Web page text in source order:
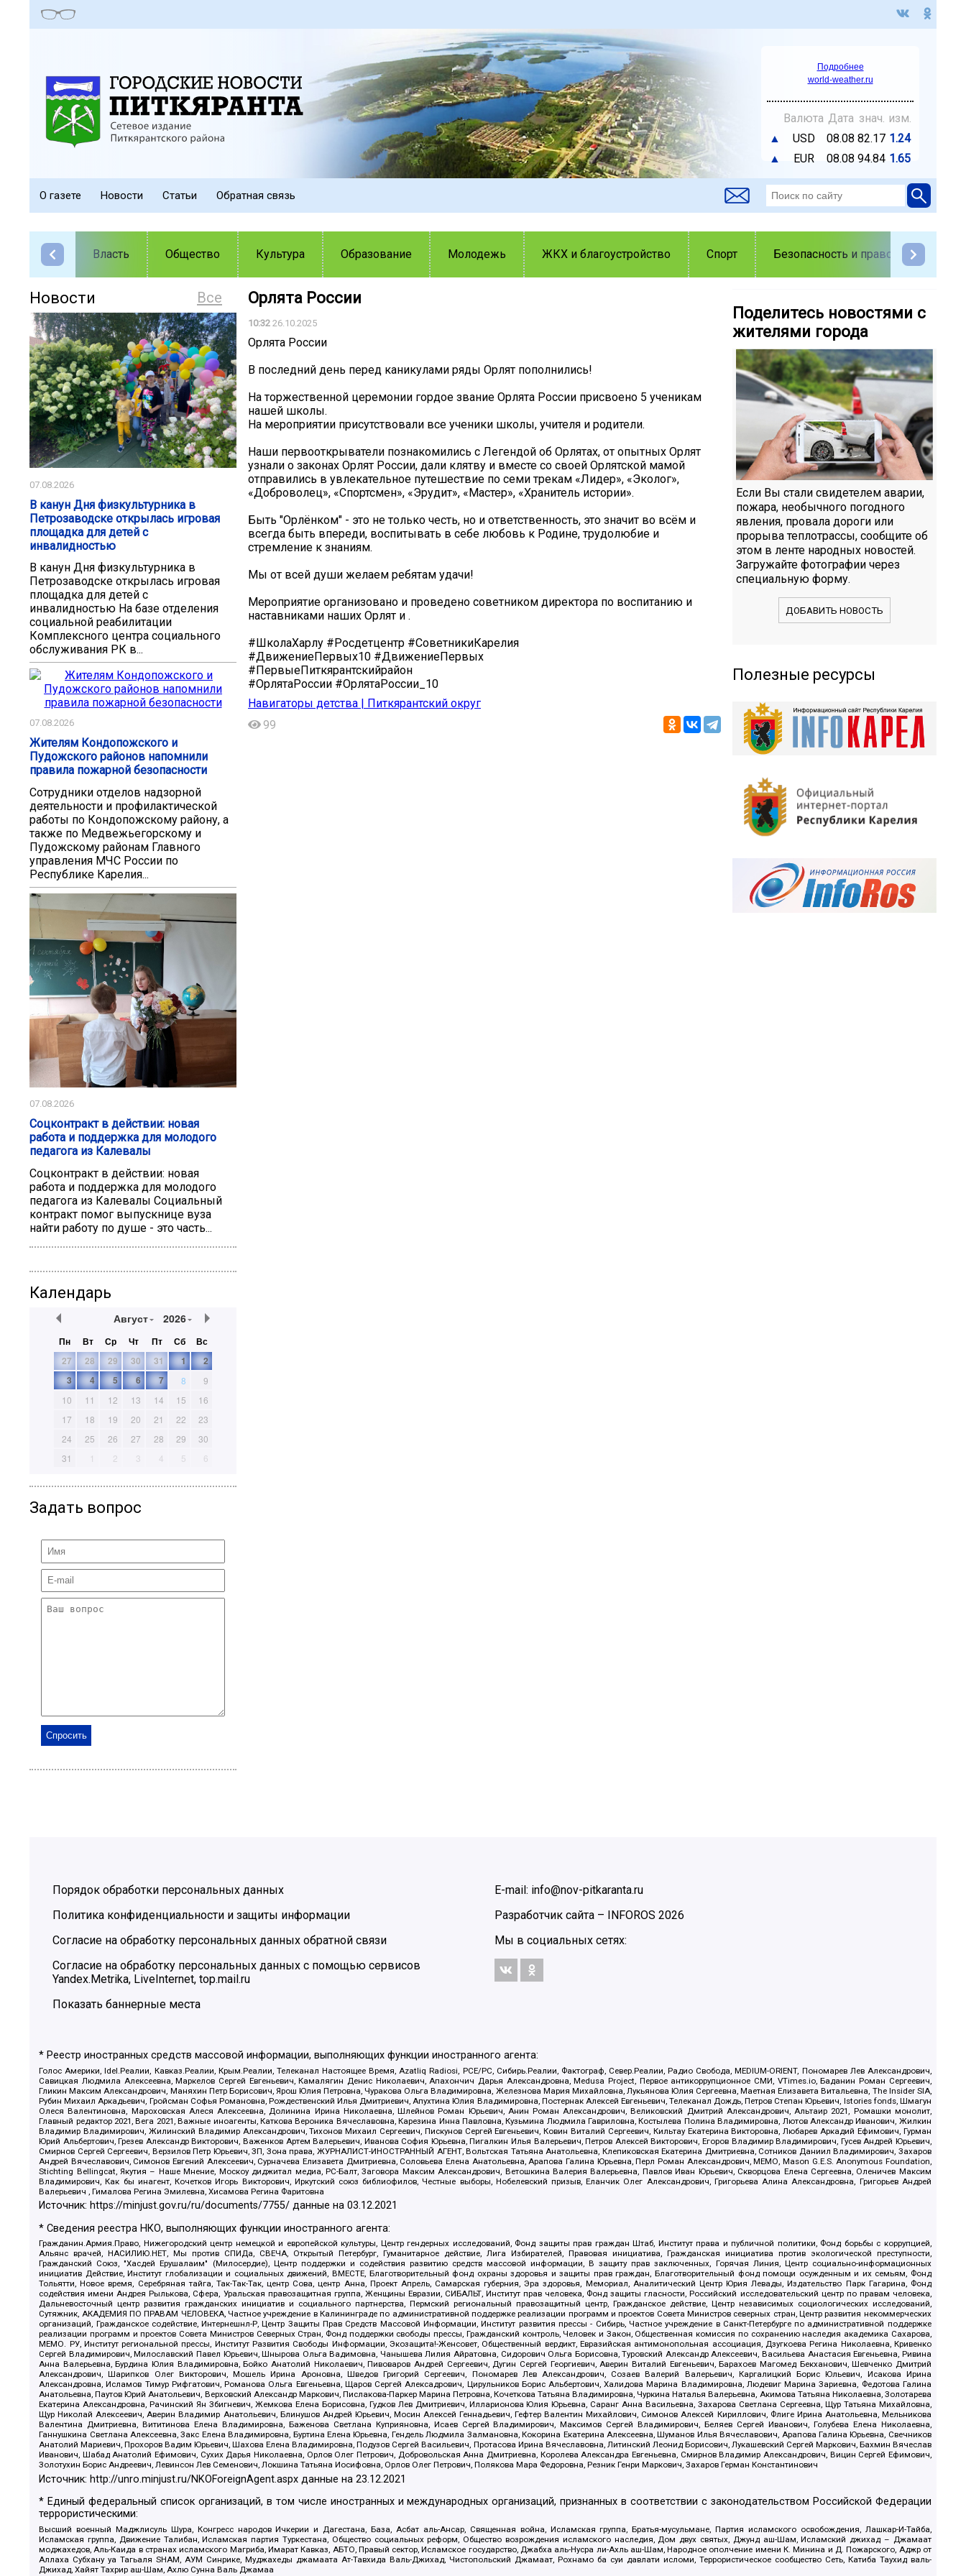
Подробнее
world-weather.ru
Валюта Дата знач. изм.
▲
USD 08.08 82.17 1.24
▲
EUR 08.08 94.84 1.65
О газете Новости Статьи Обратная связь
Власть Общество Культура Образование Молодежь ЖКХ и благоустройство Спорт Безопасность и правопорядок
Все
Новости
07.08.2026
В канун Дня физкультурника в
Петрозаводске открылась игровая
площадка для детей с
инвалидностью
В канун Дня физкультурника в
Петрозаводске открылась игровая
площадка для детей с
инвалидностью На базе отделения
социальной реабилитации
Комплексного центра социального
обслуживания РК в...
07.08.2026
Жителям Кондопожского и
Пудожского районов напомнили
правила пожарной безопасности
Сотрудники отделов надзорной
деятельности и профилактической
работы по Кондопожскому району, а
также по Медвежьегорскому и
Пудожскому районам Главного
управления МЧС России по
Республике Карелия...
07.08.2026
Соцконтракт в действии: новая
работа и поддержка для молодого
педагога из Калевалы
Соцконтракт в действии: новая
работа и поддержка для молодого
педагога из Калевалы Социальный
контракт помог выпускнице вуза
найти работу по душе - это часть...
Календарь
Август 2026
Пн Вт Ср Чт Пт Сб
Вс
27
28 29 30 31 1
2
3
4 5 6 7 8
9
10
11 12 13 14 15
16
17
18 19 20 21 22
23
24
25 26 27 28 29
30
31
1 2 3 4 5 6
Задать вопрос
Орлята России
10:32 26.10.2025
Орлята России
В последний день перед каникулами ряды Орлят пополнились!
На торжественной церемонии гордое звание Орлята России присвоено 5 ученикам
нашей школы.
На мероприятии присутствовали все ученики школы, учителя и родители.
Наши первооткрыватели познакомились с Легендой об Орлятах, от опытных Орлят
узнали о законах Орлят России, дали клятву и вместе со своей Орлятской мамой
отправились в увлекательное путешествие по семи трекам «Лидер», «Эколог»,
«Доброволец», «Спортсмен», «Эрудит», «Мастер», «Хранитель истории».
Быть "Орлёнком" - это не только честь, но и ответственность, это значит во всём и
всегда быть впереди, воспитывать в себе любовь к Родине, трудолюбие и
стремление к знаниям.
Мы от всей души желаем ребятам удачи!
Мероприятие организовано и проведено советником директора по воспитанию и
наставниками наших Орлят и .
#ШколаХарлу #Росдетцентр #СоветникиКарелия
#ДвижениеПервых10 #ДвижениеПервых
#ПервыеПиткярантскийрайон
#ОрлятаРоссии #ОрлятаРоссии_10
Навигаторы детства | Питкярантский округ
99
Поделитесь новостями с
жителями города
Если Вы стали свидетелем аварии,
пожара, необычного погодного
явления, провала дороги или
прорыва теплотрассы, сообщите об
этом в ленте народных новостей.
Загружайте фотографии через
специальную форму.
ДОБАВИТЬ НОВОСТЬ
Полезные ресурсы
Порядок обработки персональных данных
Политика конфиденциальности и защиты информации
Согласие на обработку персональных данных обратной связи
Согласие на обработку персональных данных с помощью сервисов
Yandex.Metrika, LiveInternet, top.mail.ru
Показать баннерные места
E-mail: info@nov-pitkaranta.ru
Разработчик сайта – INFOROS 2026
Мы в социальных сетях:
* Реестр иностранных средств массовой информации, выполняющих функции иностранного агента:
Голос Америки, Idel.Реалии, Кавказ.Реалии, Крым.Реалии, Телеканал Настоящее Время, Azatliq Radiosi, PCE/PC, Сибирь.Реалии, Фактограф, Север.Реалии, Радио Свобода, MEDIUM-ORIENT, Пономарев Лев Александрович,
Савицкая Людмила Алексеевна, Маркелов Сергей Евгеньевич, Камалягин Денис Николаевич, Апахончич Дарья Александровна, Medusa Project, Первое антикоррупционное СМИ, VTimes.io, Баданин Роман Сергеевич,
Гликин Максим Александрович, Маняхин Петр Борисович, Ярош Юлия Петровна, Чуракова Ольга Владимировна, Железнова Мария Михайловна, Лукьянова Юлия Сергеевна, Маетная Елизавета Витальевна, The Insider SIA,
Рубин Михаил Аркадьевич, Гройсман Софья Романовна, Рождественский Илья Дмитриевич, Апухтина Юлия Владимировна, Постернак Алексей Евгеньевич, Телеканал Дождь, Петров Степан Юрьевич, Istories fonds, Шмагун
Олеся Валентиновна, Мароховская Алеся Алексеевна, Долинина Ирина Николаевна, Шлейнов Роман Юрьевич, Анин Роман Александрович, Великовский Дмитрий Александрович, Альтаир 2021, Ромашки монолит,
Главный редактор 2021, Вега 2021, Важные иноагенты, Каткова Вероника Вячеславовна, Карезина Инна Павловна, Кузьмина Людмила Гавриловна, Костылева Полина Владимировна, Лютов Александр Иванович, Жилкин
Владимир Владимирович, Жилинский Владимир Александрович, Тихонов Михаил Сергеевич, Пискунов Сергей Евгеньевич, Ковин Виталий Сергеевич, Кильтау Екатерина Викторовна, Любарев Аркадий Ефимович, Гурман
Юрий Альбертович, Грезев Александр Викторович, Важенков Артем Валерьевич, Иванова София Юрьевна, Пигалкин Илья Валерьевич, Петров Алексей Викторович, Егоров Владимир Владимирович, Гусев Андрей Юрьевич,
Смирнов Сергей Сергеевич, Верзилов Петр Юрьевич, ЗП, Зона права, ЖУРНАЛИСТ-ИНОСТРАННЫЙ АГЕНТ, Вольтская Татьяна Анатольевна, Клепиковская Екатерина Дмитриевна, Сотников Даниил Владимирович, Захаров
Андрей Вячеславович, Симонов Евгений Алексеевич, Сурначева Елизавета Дмитриевна, Соловьева Елена Анатольевна, Арапова Галина Юрьевна, Перл Роман Александрович, МЕМО, Mason G.E.S. Anonymous Foundation,
Stichting Bellingcat, Якутия – Наше Мнение, Москоу диджитал медиа, РС-Балт, Заговора Максим Александрович, Ветошкина Валерия Валерьевна, Павлов Иван Юрьевич, Скворцова Елена Сергеевна, Оленичев Максим
Владимирович, Как бы инагент, Кочетков Игорь Викторович, Иркутский союз библиофилов, Честные выборы, Нобелевский призыв, Еланчик Олег Александрович, Григорьева Алина Александровна, Григорьев Андрей
Валерьевич , Гималова Регина Эмилевна, Хисамова Регина Фаритовна
Источник: https://minjust.gov.ru/ru/documents/7755/ данные на03.12.2021
* Сведения реестра НКО, выполняющих функции иностранного агента:
Гражданин.Армия.Право, Нижегородский центр немецкой и европейской культуры, Центр гендерных исследований, Фонд защиты прав граждан Штаб, Институт права и публичной политики, Фонд борьбы с коррупцией,
Альянс врачей, НАСИЛИЮ.НЕТ, Мы против СПИДа, СВЕЧА, Открытый Петербург, Гуманитарное действие, Лига Избирателей, Правовая инициатива, Гражданская инициатива против экологической преступности,
Гражданский Союз, "Хасдей Ерушалаим" (Милосердие), Центр поддержки и содействия развитию средств массовой информации, В защиту прав заключенных, Горячая Линия, Центр социально-информационных
инициатив Действие, Институт глобализации и социальных движений, ВМЕСТЕ, Благотворительный фонд охраны здоровья и защиты прав граждан, Благотворительный фонд помощи осужденным и их семьям, Фонд
Тольятти, Новое время, Серебряная тайга, Так-Так-Так, центр Сова, центр Анна, Проект Апрель, Самарская губерния, Эра здоровья, Мемориал, Аналитический Центр Юрия Левады, Издательство Парк Гагарина, Фонд
содействия имени Андрея Рылькова, Сфера, Уральская правозащитная группа, Женщины Евразии, СИБАЛЬТ, Институт прав человека, Фонд защиты гласности, Российский исследовательский центр по правам человека,
Дальневосточный центр развития гражданских инициатив и социального партнерства, Пермский региональный правозащитный центр, Гражданское действие, Центр независимых социологических исследований,
Сутяжник, АКАДЕМИЯ ПО ПРАВАМ ЧЕЛОВЕКА, Частное учреждение в Калининграде по административной поддержке реализации программ и проектов Совета Министров северных стран, Центр развития некоммерческих
организаций, Гражданское содействие, Интернешнл-Р, Центр Защиты Прав Средств Массовой Информации, Институт развития прессы - Сибирь, Частное учреждение в Санкт-Петербурге по административной поддержке
реализации программ и проектов Совета Министров Северных Стран, Фонд поддержки свободы прессы, Гражданский контроль, Человек и Закон, Общественная комиссия по сохранению наследия академика Сахарова,
МЕМО. РУ, Институт региональной прессы, Институт Развития Свободы Информации, Экозащита!-Женсовет, Общественный вердикт, Евразийская антимонопольная ассоциация, Дзугкоева Регина Николаевна, Кривенко
Сергей Владимирович, Милославский Павел Юрьевич, Шнырова Ольга Вадимовна, Чанышева Лилия Айратовна, Сидорович Ольга Борисовна, Туровский Александр Алексеевич, Васильева Анастасия Евгеньевна, Ривина
Анна Валерьевна, Бурдина Юлия Владимировна, Бойко Анатолий Николаевич, Пивоваров Андрей Сергеевич, Дугин Сергей Георгиевич, Аверин Виталий Евгеньевич, Барахоев Магомед Бекханович, Шевченко Дмитрий
Александрович, Шарипков Олег Викторович, Мошель Ирина Ароновна, Шведов Григорий Сергеевич, Пономарев Лев Александрович, Созаев Валерий Валерьевич, Каргалицкий Борис Юльевич, Исакова Ирина
Александровна, Исламов Тимур Рифгатович, Романова Ольга Евгеньевна, Щаров Сергей Алексадрович, Цирульников Борис Альбертович, Халидова Марина Владимировна, Людевиг Марина Зариевна, Федотова Галина
Анатольевна, Паутов Юрий Анатольевич, Верховский Александр Маркович, Пислакова-Паркер Марина Петровна, Кочеткова Татьяна Владимировна, Чуркина Наталья Валерьевна, Акимова Татьяна Николаевна, Золотарева
Екатерина Александровна, Рачинский Ян Збигневич, Жемкова Елена Борисовна, Гудков Лев Дмитриевич, Илларионова Юлия Юрьевна, Саранг Анна Васильевна, Захарова Светлана Сергеевна, Щур Татьяна Михайловна,
Щур Николай Алексеевич, Аверин Владимир Анатольевич, Блинушов Андрей Юрьевич, Мосин Алексей Геннадьевич, Гефтер Валентин Михайлович, Симонов Алексей Кириллович, Флиге Ирина Анатольевна, Мельникова
Валентина Дмитриевна, Вититинова Елена Владимировна, Баженова Светлана Куприяновна, Исаев Сергей Владимирович, Максимов Сергей Владимирович, Беляев Сергей Иванович, Голубева Елена Николаевна,
Ганнушкина Светлана Алексеевна, Закс Елена Владимировна, Буртина Елена Юрьевна, Гендель Людмила Залмановна, Кокорина Екатерина Алексеевна, Шуманов Илья Вячеславович, Арапова Галина Юрьевна, Свечников
Анатолий Мариевич, Прохоров Вадим Юрьевич, Шахова Елена Владимировна, Подузов Сергей Васильевич, Протасова Ирина Вячеславовна, Литинский Леонид Борисович, Лукашевский Сергей Маркович, Бахмин Вячеслав
Иванович, Шабад Анатолий Ефимович, Сухих Дарья Николаевна, Орлов Олег Петрович, Добровольская Анна Дмитриевна, Королева Александра Евгеньевна, Смирнов Владимир Александрович, Вицин Сергей Ефимович,
Золотухин Борис Андреевич, Левинсон Лев Семенович, Локшина Татьяна Иосифовна, Орлов Олег Петрович, Полякова Мара Федоровна, Резник Генри Маркович, Захаров Герман Константинович
Источник: http://unro.minjust.ru/NKOForeignAgent.aspx данные на23.12.2021
* Единый федеральный список организаций, в том числе иностранных и международных организаций, признанных в соответствии с законодательством Российской Федерации
террористическими:
Высший военный Маджлисуль Шура, Конгресс народов Ичкерии и Дагестана, База, Асбат аль-Ансар, Священная война, Исламская группа, Братья-мусульмане, Партия исламского освобождения, Лашкар-И-Тайба,
Исламская группа, Движение Талибан, Исламская партия Туркестана, Общество социальных реформ, Общество возрождения исламского наследия, Дом двух святых, Джунд аш-Шам, Исламский джихад – Джамаат
моджахедов, Аль-Каида в странах исламского Магриба, Имарат Кавказ, АБТО, Правый сектор, Исламское государство, Джабха аль-Нусра ли-Ахль аш-Шам, Народное ополчение имени К. Минина и Д. Пожарского, Аджр от
Аллаха Субхану уа Тагьаля SHAM, АУМ Синрике, Муджахеды джамаата Ат-Тавхида Валь-Джихад, Чистопольский Джамаат, Рохнамо ба суи давлати исломи, Террористическое сообщество Сеть, Катиба Таухид валь-
Джихад, Хайят Тахрир аш-Шам, Ахлю Сунна Валь Джамаа